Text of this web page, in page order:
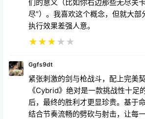
们的意义（比如你右边那些无尽关
尽”）。我喜欢这个概念，但就大部
执行效果差强人意。
★★★★ ★
Ggfs9dt
紧张刺激的剑与枪战斗，配上完美契
《Cybrid》绝对是一款挑战性十足
后，最终的胜利才更显珍贵。基于
结合节奏流畅的劈砍与射击，让每